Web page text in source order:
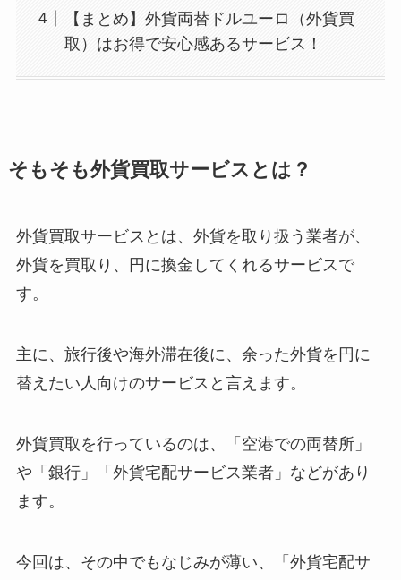
【まとめ】外貨両替ドルユーロ（外貨買
取）はお得で安心感あるサービス！
そもそも外貨買取サービスとは？
外貨買取サービスとは、外貨を取り扱う業者が、
外貨を買取り、円に換金してくれるサービスで
す。
主に、旅行後や海外滞在後に、余った外貨を円に
替えたい人向けのサービスと言えます。
外貨買取を行っているのは、「空港での両替所」
や「銀行」「外貨宅配サービス業者」などがあり
ます。
今回は、その中でもなじみが薄い、「外貨宅配サ